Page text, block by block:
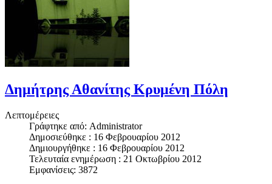
Δημήτρης Αθανίτης Κρυμένη Πόλη
Λεπτομέρειες
Γράφτηκε από: Administrator
Δημοσιεύθηκε : 16 Φεβρουαρίου 2012
Δημιουργήθηκε : 16 Φεβρουαρίου 2012
Τελευταία ενημέρωση : 21 Οκτωβρίου 2012
Εμφανίσεις: 3872